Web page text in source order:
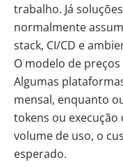
trabalho. Já
normalmente
stack, CI/CD e
O modelo de
Algumas
mensal, enquanto
tokens ou execução
volume de uso, o
esperado.